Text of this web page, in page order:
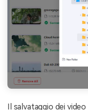
Il salvataggio dei